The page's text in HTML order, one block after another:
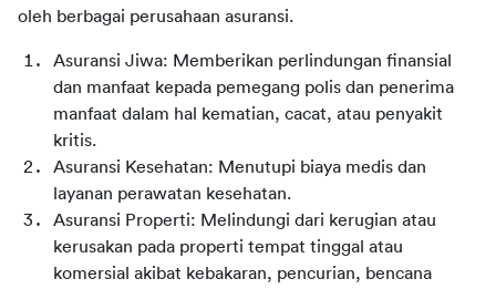
oleh berbagai perusahaan asuransi.
Asuransi Jiwa: Memberikan perlindungan finansial
dan manfaat kepada pemegang polis dan penerima
manfaat dalam hal kematian, cacat, atau penyakit
kritis.
Asuransi Kesehatan: Menutupi biaya medis dan
layanan perawatan kesehatan.
Asuransi Properti: Melindungi dari kerugian atau
kerusakan pada properti tempat tinggal atau
komersial akibat kebakaran, pencurian, bencana